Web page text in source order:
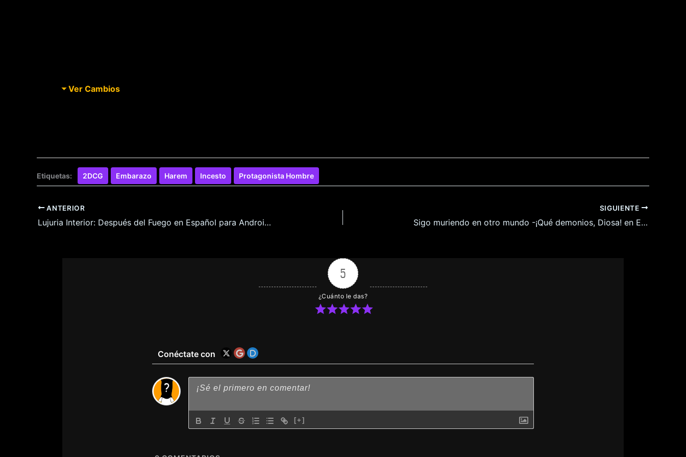
Ver Cambios
Etiquetas: 2DCG Embarazo Harem Incesto Protagonista Hombre
ANTERIOR
Lujuria Interior: Después del Fuego en Español para Android y Pc
SIGUIENTE
Sigo muriendo en otro mundo -¡Qué demonios, Diosa! en Español para Android y Pc
5
¿Cuánto le das?
Conéctate con
[+]